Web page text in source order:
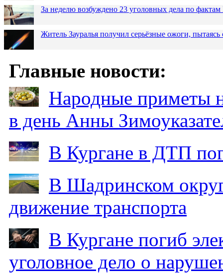
За неделю возбуждено 23 уголовных дела по
Житель Зауралья получил серьёзные ожоги, пытаясь
Главные новости:
Народные приметы
в день Анны
В Кургане в ДТП
В Шадринском
движение транспорта
В Кургане погиб
уголовное дело о